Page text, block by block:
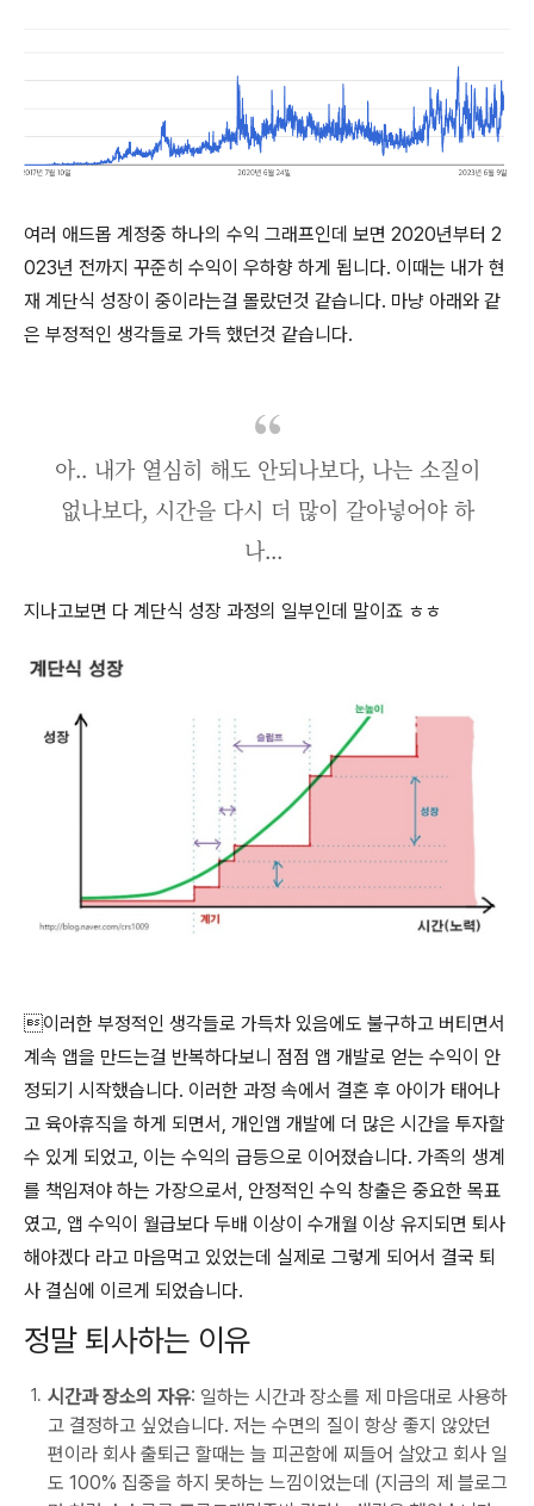
여러 애드몹 계정중 하나의 수익 그래프인데 보면 2020년부터 2
023년 전까지 꾸준히 수익이 우하향 하게 됩니다. 이때는 내가 현
재 계단식 성장이 중이라는걸 몰랐던것 같습니다. 마냥 아래와 같
은 부정적인 생각들로 가득 했던것 같습니다.
아.. 내가 열심히 해도 안되나보다, 나는 소질이
없나보다, 시간을 다시 더 많이 갈아넣어야 하
나...
지나고보면 다 계단식 성장 과정의 일부인데 말이죠 ㅎㅎ
이러한 부정적인 생각들로 가득차 있음에도 불구하고 버티면서
계속 앱을 만드는걸 반복하다보니 점점 앱 개발로 얻는 수익이 안
정되기 시작했습니다. 이러한 과정 속에서 결혼 후 아이가 태어나
고 육아휴직을 하게 되면서, 개인앱 개발에 더 많은 시간을 투자할
수 있게 되었고, 이는 수익의 급등으로 이어졌습니다. 가족의 생계
를 책임져야 하는 가장으로서, 안정적인 수익 창출은 중요한 목표
였고, 앱 수익이 월급보다 두배 이상이 수개월 이상 유지되면 퇴사
해야겠다 라고 마음먹고 있었는데 실제로 그렇게 되어서 결국 퇴
사 결심에 이르게 되었습니다.
정말 퇴사하는 이유
시간과 장소의 자유: 일하는 시간과 장소를 제 마음대로 사용하
고 결정하고 싶었습니다. 저는 수면의 질이 항상 좋지 않았던
편이라 회사 출퇴근 할때는 늘 피곤함에 찌들어 살았고 회사 일
도 100% 집중을 하지 못하는 느낌이었는데 (지금의 제 블로그